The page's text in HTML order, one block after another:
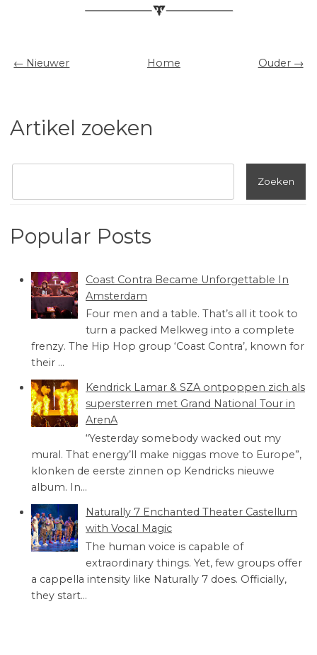
← Nieuwer Ouder →
Home
Artikel zoeken
Popular Posts
Coast Contra Became Unforgettable In
Amsterdam
Four men and a table. That’s all it took to
turn a packed Melkweg into a complete
frenzy. The Hip Hop group ‘Coast Contra’, known for
their ...
Kendrick Lamar & SZA ontpoppen zich als
supersterren met Grand National Tour in
ArenA
“Yesterday somebody wacked out my
mural. That energy’ll make niggas move to Europe”,
klonken de eerste zinnen op Kendricks nieuwe
album. In...
Naturally 7 Enchanted Theater Castellum
with Vocal Magic
The human voice is capable of
extraordinary things. Yet, few groups offer
a cappella intensity like Naturally 7 does. Officially,
they start...